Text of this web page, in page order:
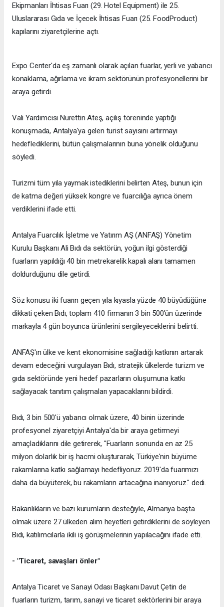
Ekipmanları İhtisas Fuarı (29. Hotel Equipment) ile 25.
Uluslararası Gıda ve İçecek İhtisas Fuarı (25. FoodProduct)
kapılarını ziyaretçilerine açtı.
Expo Center'da eş zamanlı olarak açılan fuarlar, yerli ve yabancı
konaklama, ağırlama ve ikram sektörünün profesyonellerini bir
araya getirdi.
Vali Yardımcısı Nurettin Ateş, açılış töreninde yaptığı
konuşmada, Antalya'ya gelen turist sayısını artırmayı
hedeflediklerini, bütün çalışmalarının buna yönelik olduğunu
söyledi.
Turizmi tüm yıla yaymak istediklerini belirten Ateş, bunun için
de katma değeri yüksek kongre ve fuarcılığa ayrıca önem
verdiklerini ifade etti.
Antalya Fuarcılık İşletme ve Yatırım AŞ (ANFAŞ) Yönetim
Kurulu Başkanı Ali Bıdı da sektörün, yoğun ilgi gösterdiği
fuarların yapıldığı 40 bin metrekarelik kapalı alanı tamamen
doldurduğunu dile getirdi.
Söz konusu iki fuarın geçen yıla kıyasla yüzde 40 büyüdüğüne
dikkati çeken Bıdı, toplam 410 firmanın 3 bin 500'ün üzerinde
markayla 4 gün boyunca ürünlerini sergileyeceklerini belirtti.
ANFAŞ'ın ülke ve kent ekonomisine sağladığı katkının artarak
devam edeceğini vurgulayan Bıdı, stratejik ülkelerde turizm ve
gıda sektöründe yeni hedef pazarların oluşumuna katkı
sağlayacak tanıtım çalışmaları yapacaklarını bildirdi.
Bıdı, 3 bin 500'ü yabancı olmak üzere, 40 binin üzerinde
profesyonel ziyaretçiyi Antalya'da bir araya getirmeyi
amaçladıklarını dile getirerek, "Fuarların sonunda en az 25
milyon dolarlık bir iş hacmi oluşturarak, Türkiye'nin büyüme
rakamlarına katkı sağlamayı hedefliyoruz. 2019'da fuarımızı
daha da büyüterek, bu rakamların artacağına inanıyoruz." dedi.
Bakanlıkların ve bazı kurumların desteğiyle, Almanya başta
olmak üzere 27 ülkeden alım heyetleri getirdiklerini de söyleyen
Bıdı, katılımcılarla ikili iş görüşmelerinin yapılacağını ifade etti.
- "Ticaret, savaşları önler"
Antalya Ticaret ve Sanayi Odası Başkanı Davut Çetin de
fuarların turizm, tarım, sanayi ve ticaret sektörlerini bir araya